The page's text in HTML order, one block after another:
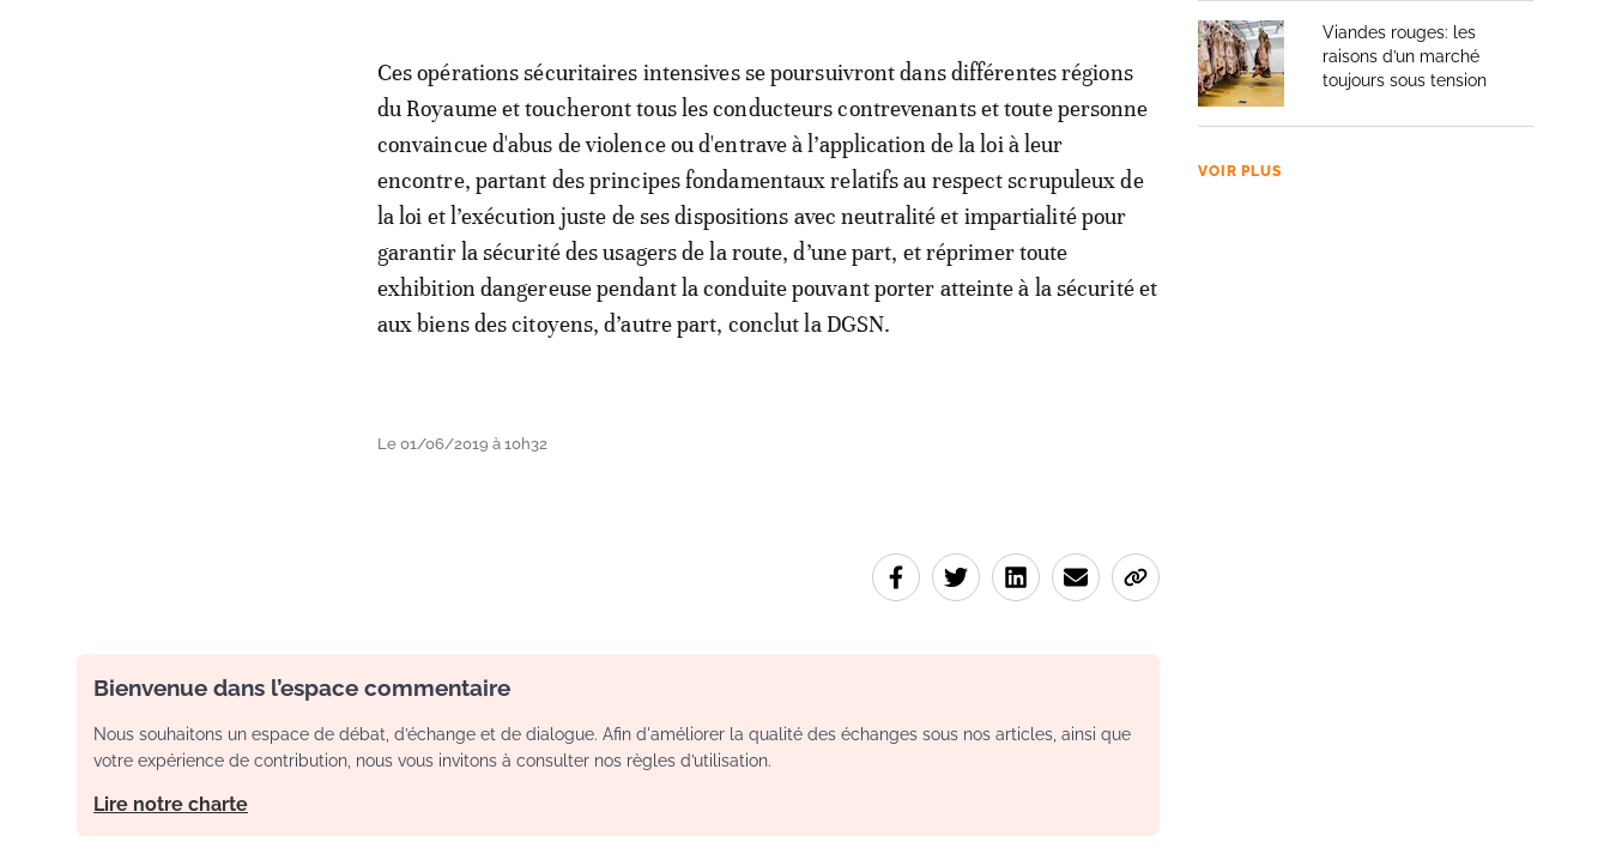
Ces opérations sécuritaires intensives se poursuivront dans différentes régions
du Royaume et toucheront tous les conducteurs contrevenants et toute personne
convaincue d'abus de violence ou d'entrave à l’application de la loi à leur
encontre, partant des principes fondamentaux relatifs au respect scrupuleux de
la loi et l’exécution juste de ses dispositions avec neutralité et impartialité pour
garantir la sécurité des usagers de la route, d’une part, et réprimer toute
exhibition dangereuse pendant la conduite pouvant porter atteinte à la sécurité et
aux biens des citoyens, d’autre part, conclut la DGSN.
Le 01/06/2019 à 10h32
Bienvenue dans l’espace commentaire
Nous souhaitons un espace de débat, d’échange et de dialogue. Afin d'améliorer la qualité des échanges sous nos articles, ainsi que
votre expérience de contribution, nous vous invitons à consulter nos règles d’utilisation.
Lire notre charte
Viandes rouges: les
raisons d’un marché
toujours sous tension
VOIR PLUS